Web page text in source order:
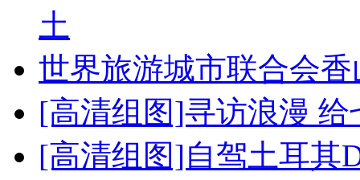
土
世界旅游城市联合会
[高清组图]寻访浪漫
[高清组图]自驾土耳其